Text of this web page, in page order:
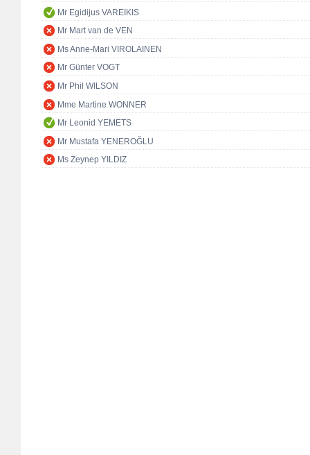
Mr Egidijus VAREIKIS
Mr Mart van de VEN
Ms Anne-Mari VIROLAINEN
Mr Günter VOGT
Mr Phil WILSON
Mme Martine WONNER
Mr Leonid YEMETS
Mr Mustafa YENEROĞLU
Ms Zeynep YILDIZ